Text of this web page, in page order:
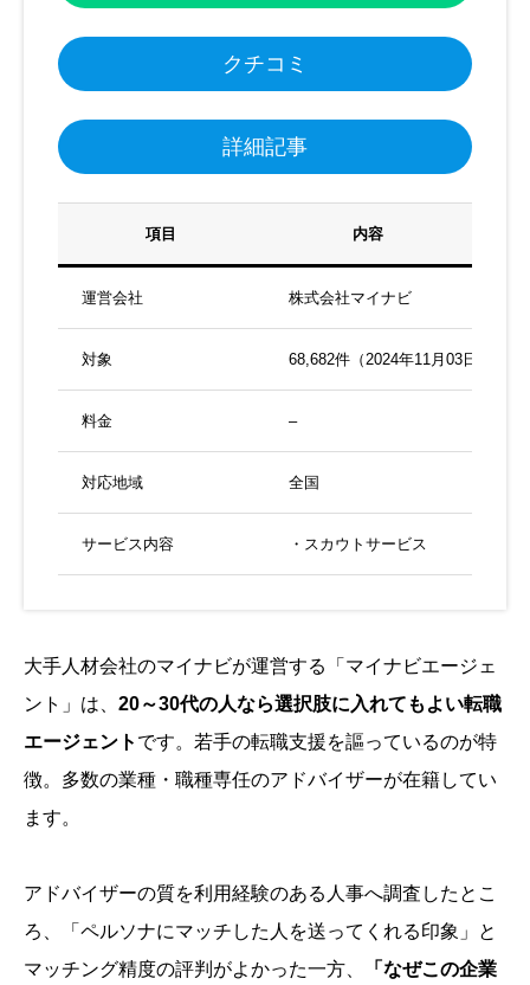
クチコミ
詳細記事
項目 内容
運営会社 株式会社マイナビ
対象 68,682件（2024年11月03日現在）
料金 –
対応地域 全国
サービス内容 ・スカウトサービス
大手人材会社のマイナビが運営する「マイナビエージェ
ント」は、 20～30代の人なら選択肢に入れてもよい転職
エージェント です。若手の転職支援を謳っているのが特
徴。多数の業種・職種専任のアドバイザーが在籍してい
ます。
アドバイザーの質を利用経験のある人事へ調査したとこ
ろ、「ペルソナにマッチした人を送ってくれる印象」と
マッチング精度の評判がよかった一方、
「なぜこの企業